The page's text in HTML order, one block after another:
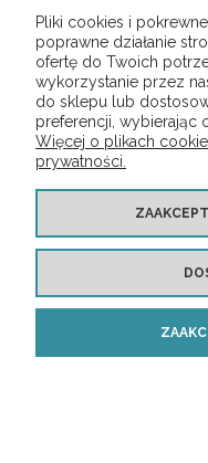
Pliki cookies i
poprawne działanie
ofertę do Twoich
wykorzystanie przez
do sklepu lub
preferencji, wybierając
Więcej o plikach
prywatności.